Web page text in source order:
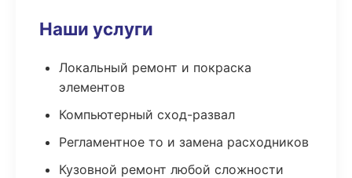
Наши услуги
Локальный ремонт и покраска
элементов
Компьютерный сход-развал
Регламентное то и замена расходников
Кузовной ремонт любой сложности